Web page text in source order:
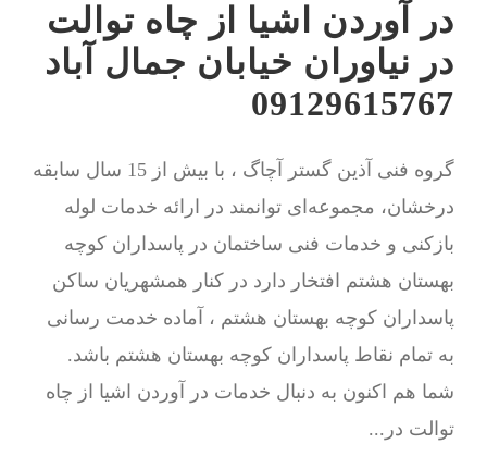
در آوردن اشیا از چاه توالت
در نیاوران خیابان جمال آباد
09129615767
گروه فنی آذین گستر آچاگ ، با بیش از 15 سال سابقه
درخشان، مجموعه‌ای توانمند در ارائه خدمات لوله
بازکنی و خدمات فنی ساختمان در پاسداران کوچه
بهستان هشتم افتخار دارد در کنار همشهریان ساکن
پاسداران کوچه بهستان هشتم ، آماده خدمت رسانی
به تمام نقاط پاسداران کوچه بهستان هشتم باشد.
شما هم اکنون به دنبال خدمات در آوردن اشیا از چاه
توالت در...